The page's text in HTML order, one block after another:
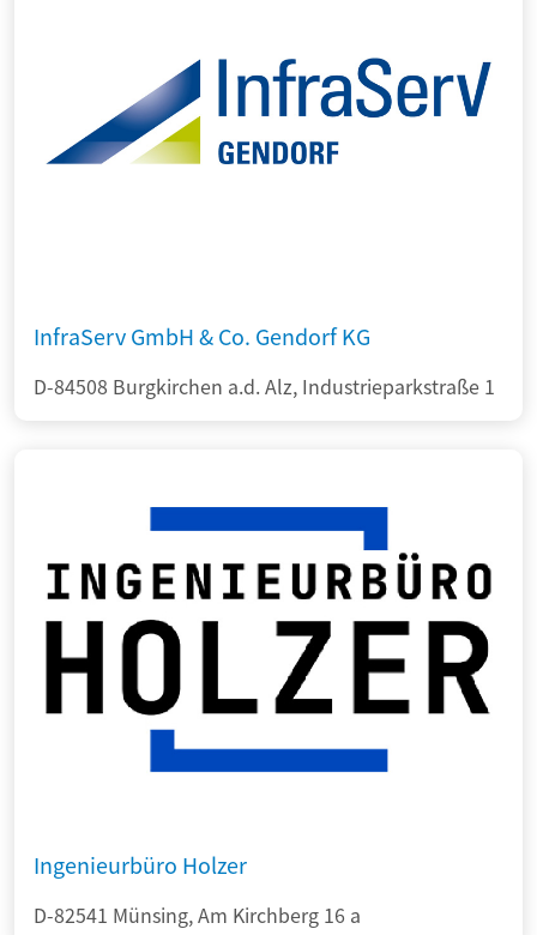
InfraServ GmbH & Co. Gendorf KG
D-84508 Burgkirchen a.d. Alz, Industrieparkstraße 1
Ingenieurbüro Holzer
D-82541 Münsing, Am Kirchberg 16 a